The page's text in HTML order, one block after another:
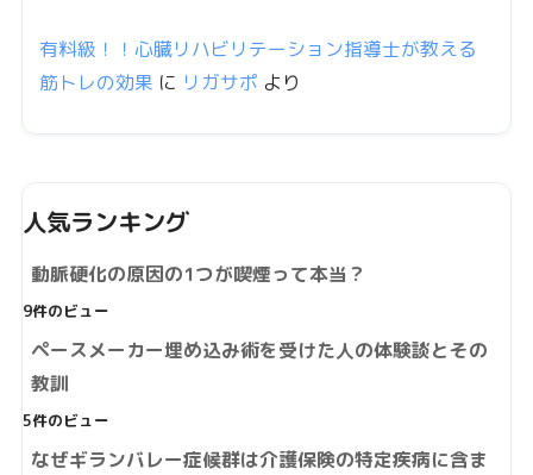
有料級！！心臓リハビリテーション指導士が教える
筋トレの効果 に リガサポ より
人気ランキング
動脈硬化の原因の1つが喫煙って本当？
9件のビュー
ペースメーカー埋め込み術を受けた人の体験談とその
教訓
5件のビュー
なぜギランバレー症候群は介護保険の特定疾病に含ま